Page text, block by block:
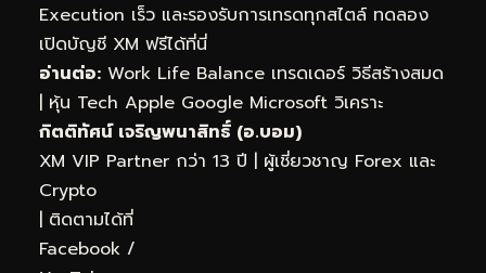
Execution เร็ว และรองรับการเทรดทุกสไตล์ ทดลอง
เปิดบัญชี XM ฟรีได้ที่นี่
อ่านต่อ: Work Life Balance เทรดเดอร์ วิธีสร้างสมด
| หุ้น Tech Apple Google Microsoft วิเคราะ
กิตติทัศน์ เจริญพนาสิทธิ์ (อ.บอม)
XM VIP Partner กว่า 13 ปี | ผู้เชี่ยวชาญ Forex และ
Crypto
| ติดตามได้ที่
Facebook /